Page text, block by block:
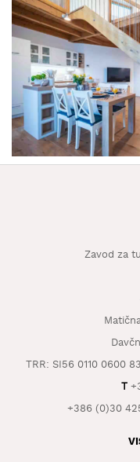
INFORMACIJE
ZA
OBISKOVALCE
KAJ
DOŽIVETI
KAJ
OKUSITI
Zavod za
TRR: SI56 0110 0600
T
+386 (0)30